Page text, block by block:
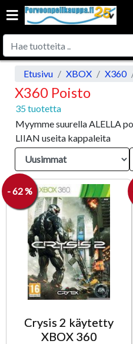
Etusivu XBOX X360
X360 Poisto
35 tuotetta
Myymme suurella ALELLA
LIIAN useita kappaleita
Crysis 2 käytetty
XBOX 360
- 62 %